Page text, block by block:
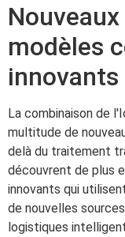
modèles
innovants
La combinaison de
multitude de
delà du traitement
découvrent de plus
innovants qui
de nouvelles
logistiques